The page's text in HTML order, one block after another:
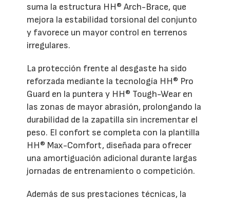
suma la estructura HH® Arch-Brace, que
mejora la estabilidad torsional del conjunto
y favorece un mayor control en terrenos
irregulares.
La protección frente al desgaste ha sido
reforzada mediante la tecnología HH® Pro
Guard en la puntera y HH® Tough-Wear en
las zonas de mayor abrasión, prolongando la
durabilidad de la zapatilla sin incrementar el
peso. El confort se completa con la plantilla
HH® Max-Comfort, diseñada para ofrecer
una amortiguación adicional durante largas
jornadas de entrenamiento o competición.
Además de sus prestaciones técnicas, la